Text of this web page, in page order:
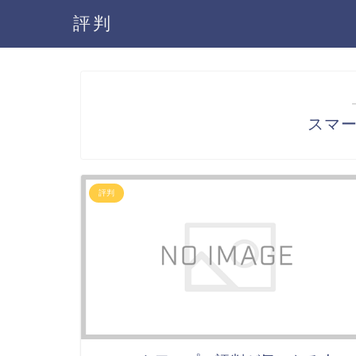
評判
スマ
評判